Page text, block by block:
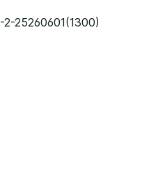
2-25260601(1300)